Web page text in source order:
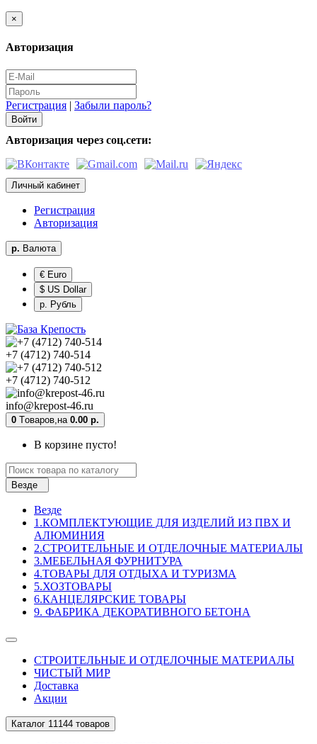
×
Авторизация
Регистрация | Забыли пароль?
Авторизация через соц.сети:
Личный кабинет
Регистрация
Авторизация
р. Валюта
€ Euro
$ US Dollar
р. Рубль
+7 (4712) 740-514
+7 (4712) 740-512
info@krepost-46.ru
0 Tоваров, на 0.00 р.
В корзине пусто!
Везде
Везде
1.КОМПЛЕКТУЮЩИЕ ДЛЯ ИЗДЕЛИЙ ИЗ ПВХ И
АЛЮМИНИЯ
2.СТРОИТЕЛЬНЫЕ И ОТДЕЛОЧНЫЕ МАТЕРИАЛЫ
3.МЕБЕЛЬНАЯ ФУРНИТУРА
4.ТОВАРЫ ДЛЯ ОТДЫХА И ТУРИЗМА
5.ХОЗТОВАРЫ
6.КАНЦЕЛЯРСКИЕ ТОВАРЫ
9. ФАБРИКА ДЕКОРАТИВНОГО БЕТОНА
СТРОИТЕЛЬНЫЕ И ОТДЕЛОЧНЫЕ МАТЕРИАЛЫ
ЧИСТЫЙ МИР
Доставка
Акции
Каталог 11144 товаров